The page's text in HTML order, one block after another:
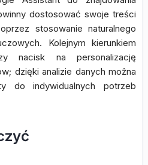
dostosować swoje treści
stosowanie naturalnego
Kolejnym kierunkiem
nacisk na personalizację
dzięki analizie danych można
do indywidualnych potrzeb